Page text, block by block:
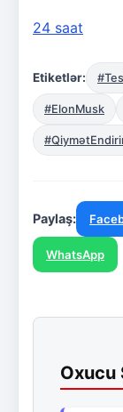
24 saat
Etiketlər:
#ElonMusk
Paylaş:
WhatsApp
Oxucu